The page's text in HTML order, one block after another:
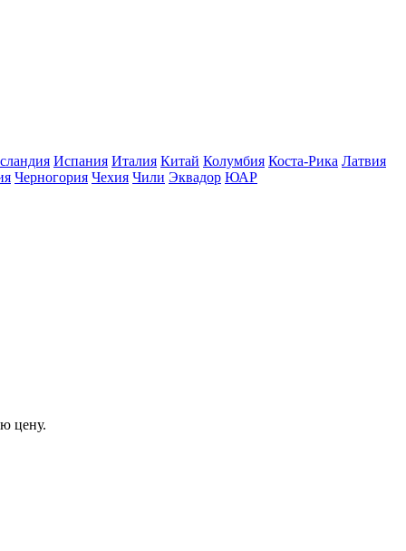
Испания Италия Китай Колумбия Коста-Рика Латвия
Черногория Чехия Чили Эквадор ЮАР
цену.